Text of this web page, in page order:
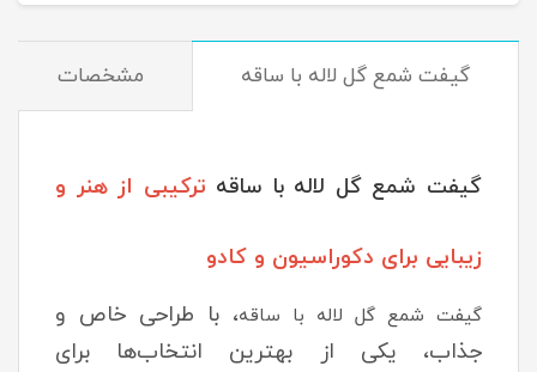
گیفت شمع گل لاله با ساقه مشخصات
گیفت شمع گل لاله با ساقه ترکیبی از هنر و
زیبایی برای دکوراسیون و کادو
گیفت شمع گل لاله با ساقه، با طراحی خاص و
جذاب، یکی از بهترین انتخاب‌ها برای